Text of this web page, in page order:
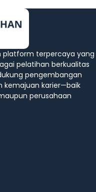
platform terpercaya yang
pelatihan berkualitas
pengembangan
kemajuan karier—baik
perusahaan